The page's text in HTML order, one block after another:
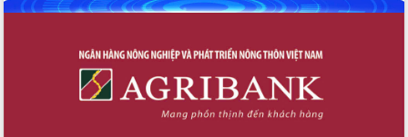
thông nguồn lực phát triển
tỉnh thông qua hiện đại hóa hành chính
Xã Ea Phê gắn cải cách hành chính với
Phó Chủ tịch Thường trực UBND tỉnh